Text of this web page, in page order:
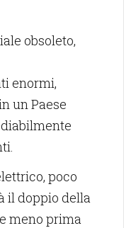
obsoleto,
enormi,
un Paese
poco
il doppio della
meno prima